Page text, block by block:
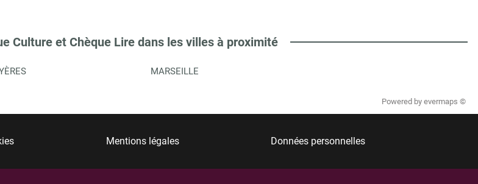
Culture et Chèque Lire dans les villes à proximité
MARSEILLE
Powered by evermaps ©
Mentions légales Données personnelles